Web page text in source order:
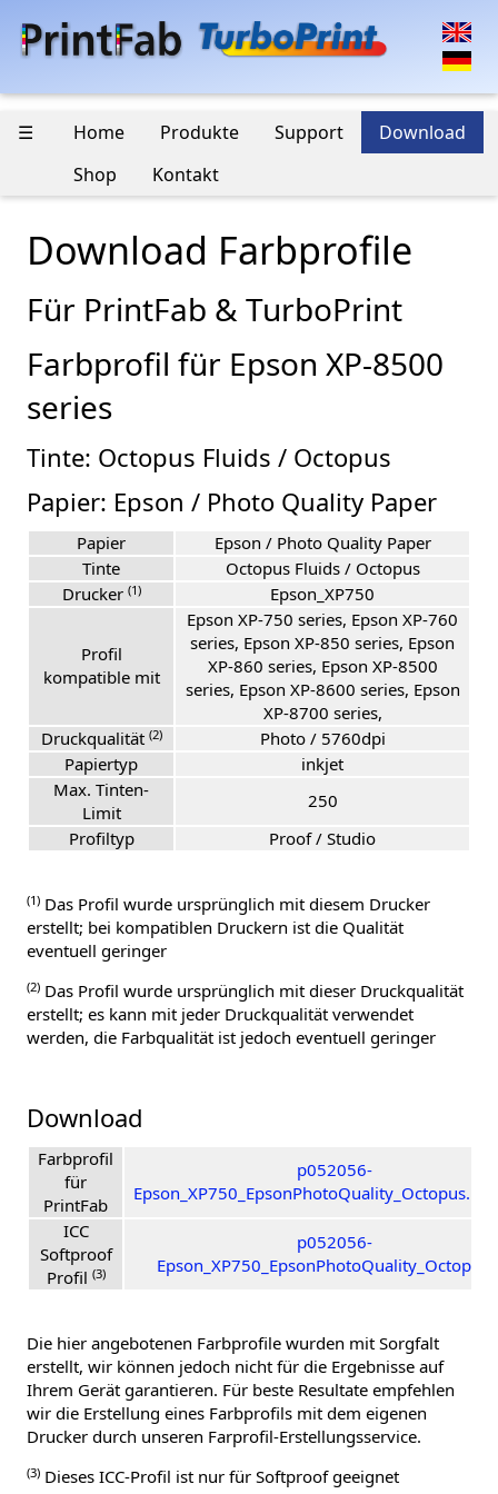
☰ Home Produkte Support
Download
Shop
Kontakt
Download Farbprofile
Für PrintFab & TurboPrint
Farbprofil für Epson XP-8500
series
Tinte: Octopus Fluids / Octopus
Papier: Epson / Photo Quality Paper
Papier
Epson / Photo Quality Paper
Tinte
Octopus Fluids / Octopus
Drucker (1) Epson_XP750
Profil
kompatible mit
Epson XP-750 series, Epson XP-760
series, Epson XP-850 series, Epson
XP-860 series, Epson XP-8500
series, Epson XP-8600 series, Epson
XP-8700 series,
Druckqualität (2)
Photo / 5760dpi
Papiertyp
inkjet
Max. Tinten-
Limit
250
Profiltyp
Proof / Studio
(1) Das Profil wurde ursprünglich mit diesem Drucker
erstellt; bei kompatiblen Druckern ist die Qualität
eventuell geringer
(2) Das Profil wurde ursprünglich mit dieser Druckqualität
erstellt; es kann mit jeder Druckqualität verwendet
werden, die Farbqualität ist jedoch eventuell geringer
Download
Farbprofil
für
PrintFab
p052056-
ICC
Softproof
Profil (3)
p052056-
Die hier angebotenen Farbprofile wurden mit Sorgfalt
erstellt, wir können jedoch nicht für die Ergebnisse auf
Ihrem Gerät garantieren. Für beste Resultate empfehlen
wir die Erstellung eines Farbprofils mit dem eigenen
Drucker durch unseren Farprofil-Erstellungsservice.
(3) Dieses ICC-Profil ist nur für Softproof geeignet